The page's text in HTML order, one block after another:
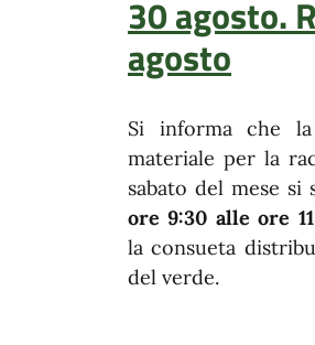
30 agosto.
agosto
Si informa che
materiale per la
sabato del mese si
ore 9:30 alle ore
la consueta
del verde.